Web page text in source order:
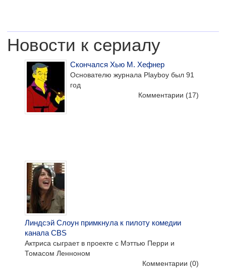
Новости к сериалу
Скончался Хью М. Хефнер
Основателю журнала Playboy был 91
год
Комментарии (17)
Линдсэй Слоун примкнула к пилоту комедии
канала CBS
Актриса сыграет в проекте с Мэттью Перри и
Томасом Ленноном
Комментарии (0)